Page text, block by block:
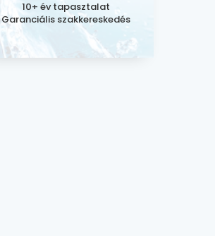
10+ év tapasztalat
Garanciális szakkereskedés